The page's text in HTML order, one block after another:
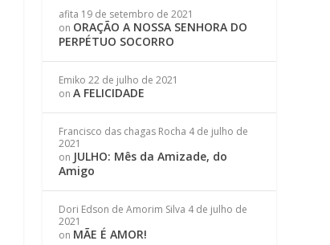
afita 19 de setembro de 2021
on ORAÇÃO A NOSSA SENHORA DO
PERPÉTUO SOCORRO
Emiko 22 de julho de 2021
onA FELICIDADE
Francisco das chagas Rocha 4 de julho de
2021
on JULHO: Mês da Amizade, do
Amigo
Dori Edson de Amorim Silva 4 de julho de
2021
on MÃE É AMOR!